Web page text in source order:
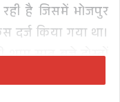
है जिसमें भोजपुर
दर्ज किया गया था।
शाम सात बजे दोस्तों
और रात्रि आठ बजे